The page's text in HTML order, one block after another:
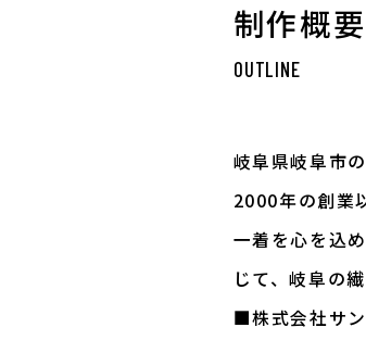
制作概要
OUTLINE
岐阜県岐阜市
2000年の創業
一着を心を込
じて、岐阜の
■株式会社サ